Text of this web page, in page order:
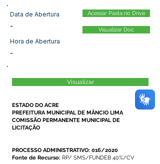
Data de Abertura
-
Hora de Abertura
-
Acessar Pasta no Drive
Visualizar Doc
Visualizar
ESTADO DO ACRE
PREFEITURA MUNICIPAL DE MÂNCIO LIMA
COMISSÃO PERMANENTE MUNICIPAL DE
LICITAÇÃO
PROCESSO ADMINISTRATIVO: 016/2020
Fonte de Recurso: RP/ SMS/FUNDEB 40%/CV